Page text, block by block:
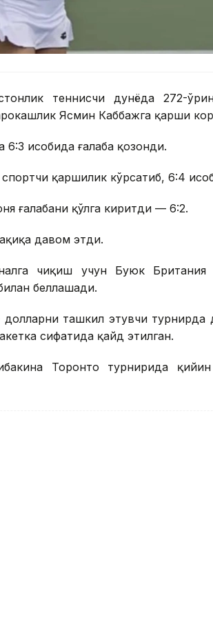
теннисчи дунёда 272-
Ясмин Каббажга қарши
ҳисобида ғалаба қозонди.
қаршилик кўрсатиб, 6:4
ғалабани қўлга киритди — 6:2.
давом этди.
чиқиш учун Буюк Британия
беллашади.
ташкил этувчи турнирда
сифатида қайд этилган.
Торонто турнирида